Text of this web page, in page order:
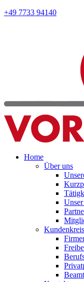
+49 7733 94140
Home
Über uns
Kundenkreis